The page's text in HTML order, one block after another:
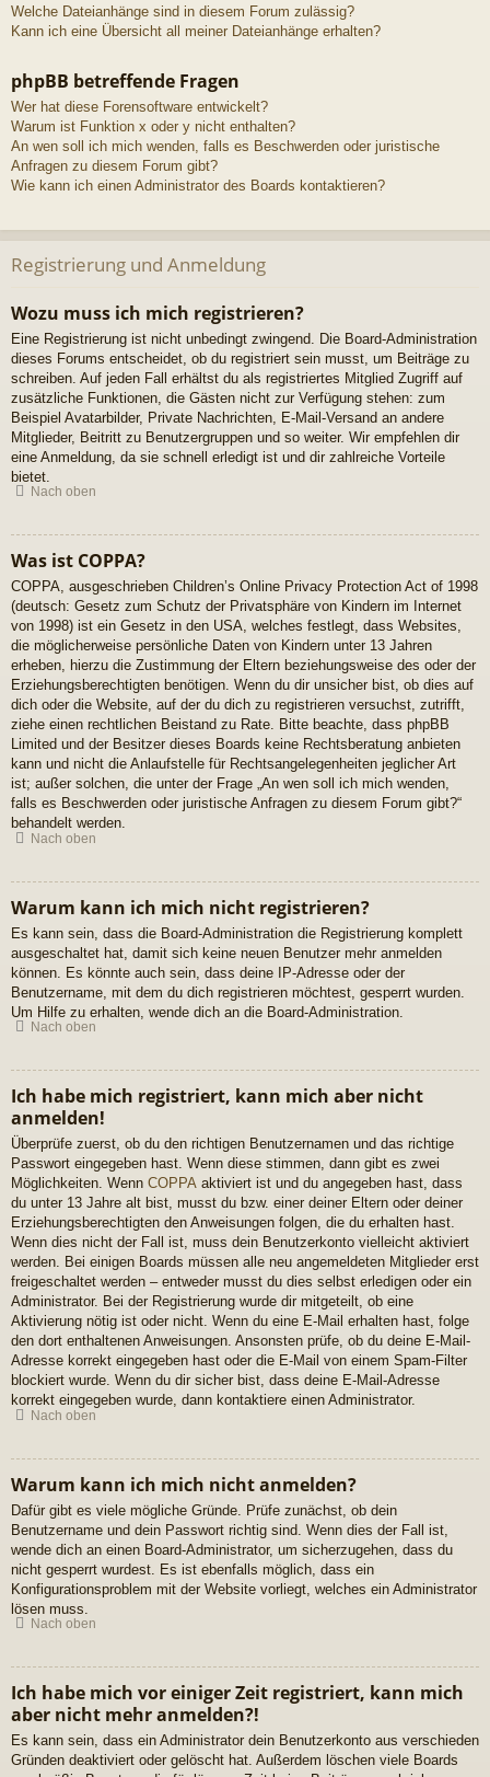
Welche Dateianhänge sind in diesem Forum zulässig?
Kann ich eine Übersicht all meiner Dateianhänge erhalten?
phpBB betreffende Fragen
Wer hat diese Forensoftware entwickelt?
Warum ist Funktion x oder y nicht enthalten?
An wen soll ich mich wenden, falls es Beschwerden oder juristische
Anfragen zu diesem Forum gibt?
Wie kann ich einen Administrator des Boards kontaktieren?
Registrierung und Anmeldung
Wozu muss ich mich registrieren?
Eine Registrierung ist nicht unbedingt zwingend. Die Board-Administration
dieses Forums entscheidet, ob du registriert sein musst, um Beiträge zu
schreiben. Auf jeden Fall erhältst du als registriertes Mitglied Zugriff auf
zusätzliche Funktionen, die Gästen nicht zur Verfügung stehen: zum
Beispiel Avatarbilder, Private Nachrichten, E-Mail-Versand an andere
Mitglieder, Beitritt zu Benutzergruppen und so weiter. Wir empfehlen dir
eine Anmeldung, da sie schnell erledigt ist und dir zahlreiche Vorteile
bietet.
Nach oben
Was ist COPPA?
COPPA, ausgeschrieben Children’s Online Privacy Protection Act of 1998
(deutsch: Gesetz zum Schutz der Privatsphäre von Kindern im Internet
von 1998) ist ein Gesetz in den USA, welches festlegt, dass Websites,
die möglicherweise persönliche Daten von Kindern unter 13 Jahren
erheben, hierzu die Zustimmung der Eltern beziehungsweise des oder der
Erziehungsberechtigten benötigen. Wenn du dir unsicher bist, ob dies auf
dich oder die Website, auf der du dich zu registrieren versuchst, zutrifft,
ziehe einen rechtlichen Beistand zu Rate. Bitte beachte, dass phpBB
Limited und der Besitzer dieses Boards keine Rechtsberatung anbieten
kann und nicht die Anlaufstelle für Rechtsangelegenheiten jeglicher Art
ist; außer solchen, die unter der Frage „An wen soll ich mich wenden,
falls es Beschwerden oder juristische Anfragen zu diesem Forum gibt?“
behandelt werden.
Nach oben
Warum kann ich mich nicht registrieren?
Es kann sein, dass die Board-Administration die Registrierung komplett
ausgeschaltet hat, damit sich keine neuen Benutzer mehr anmelden
können. Es könnte auch sein, dass deine IP-Adresse oder der
Benutzername, mit dem du dich registrieren möchtest, gesperrt wurden.
Um Hilfe zu erhalten, wende dich an die Board-Administration.
Nach oben
Ich habe mich registriert, kann mich aber nicht
anmelden!
Überprüfe zuerst, ob du den richtigen Benutzernamen und das richtige
Passwort eingegeben hast. Wenn diese stimmen, dann gibt es zwei
Möglichkeiten. Wenn COPPA aktiviert ist und du angegeben hast, dass
du unter 13 Jahre alt bist, musst du bzw. einer deiner Eltern oder deiner
Erziehungsberechtigten den Anweisungen folgen, die du erhalten hast.
Wenn dies nicht der Fall ist, muss dein Benutzerkonto vielleicht aktiviert
werden. Bei einigen Boards müssen alle neu angemeldeten Mitglieder erst
freigeschaltet werden – entweder musst du dies selbst erledigen oder ein
Administrator. Bei der Registrierung wurde dir mitgeteilt, ob eine
Aktivierung nötig ist oder nicht. Wenn du eine E-Mail erhalten hast, folge
den dort enthaltenen Anweisungen. Ansonsten prüfe, ob du deine E-Mail-
Adresse korrekt eingegeben hast oder die E-Mail von einem Spam-Filter
blockiert wurde. Wenn du dir sicher bist, dass deine E-Mail-Adresse
korrekt eingegeben wurde, dann kontaktiere einen Administrator.
Nach oben
Warum kann ich mich nicht anmelden?
Dafür gibt es viele mögliche Gründe. Prüfe zunächst, ob dein
Benutzername und dein Passwort richtig sind. Wenn dies der Fall ist,
wende dich an einen Board-Administrator, um sicherzugehen, dass du
nicht gesperrt wurdest. Es ist ebenfalls möglich, dass ein
Konfigurationsproblem mit der Website vorliegt, welches ein Administrator
lösen muss.
Nach oben
Ich habe mich vor einiger Zeit registriert, kann mich
aber nicht mehr anmelden?!
Es kann sein, dass ein Administrator dein Benutzerkonto aus verschieden
Gründen deaktiviert oder gelöscht hat. Außerdem löschen viele Boards